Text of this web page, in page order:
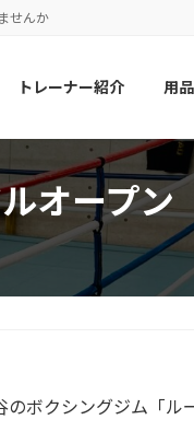
せんか
トレーナー紹介 用
オープン
ボクシングジム「ル